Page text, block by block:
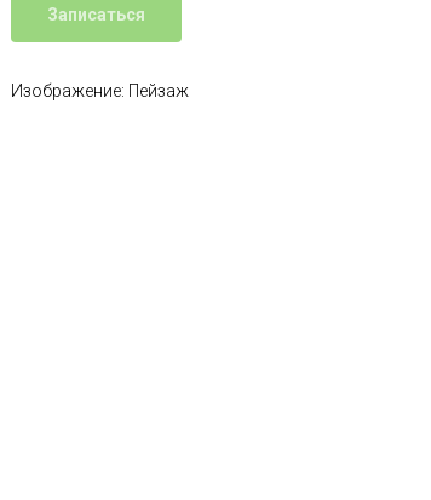
Записаться
Изображение: Пейзаж